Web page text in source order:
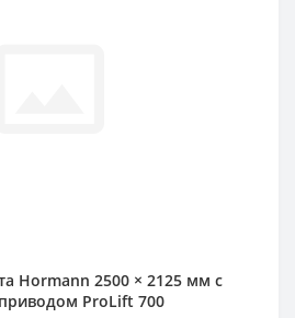
Hormann 2500 × 2125 мм c
ProLift 700